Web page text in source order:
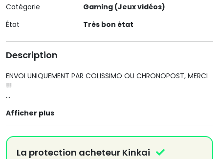
Catégorie
Gaming (Jeux vidéos)
État
Très bon état
Description
ENVOI UNIQUEMENT PAR COLISSIMO OU CHRONOPOST, MERCI
!!!
État : très bon, fonctionne parfaitement
Afficher plus
La protection acheteur Kinkai